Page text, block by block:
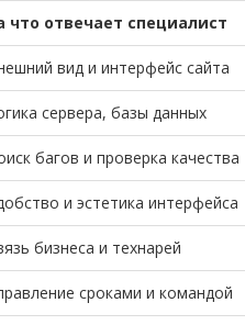
что отвечает специалист
вид и интерфейс сайта
сервера, базы данных
багов и проверка качества
и эстетика интерфейса
бизнеса и технарей
сроками и командой